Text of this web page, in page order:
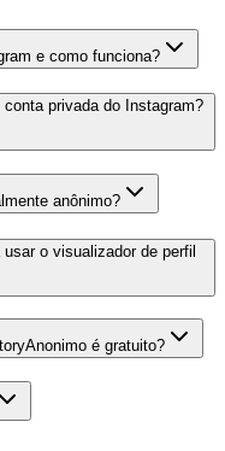
e como funciona?
privada do Instagram?
anônimo?
o visualizador de perfil
é gratuito?